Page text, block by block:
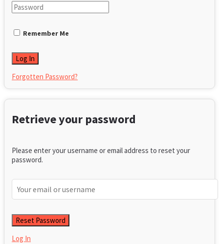
Remember Me
Forgotten Password?
Retrieve your password
Please enter your username or email address to reset your
password.
Log In